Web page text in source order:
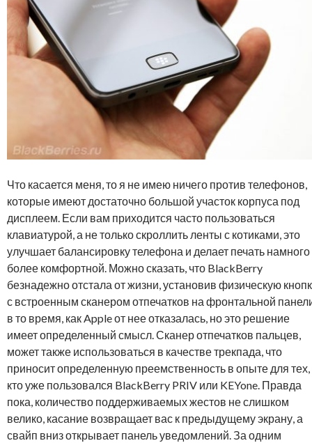
Что касается меня, то я не имею ничего против телефонов,
которые имеют достаточно большой участок корпуса под
дисплеем. Если вам приходится часто пользоваться
клавиатурой, а не только скроллить ленты с котиками, это
улучшает балансировку телефона и делает печать намного
более комфортной. Можно сказать, что BlackBerry
безнадежно отстала от жизни, установив физическую
с встроенным сканером отпечатков на фронтальной
в то время, как Apple от нее отказалась, но это решение
имеет определенный смысл. Сканер отпечатков пальцев,
может также использоваться в качестве трекпада, что
приносит определенную преемственность в опыте для тех,
кто уже пользовался BlackBerry PRIV или KEYone. Правда
пока, количество поддерживаемых жестов не слишком
велико, касание возвращает вас к предыдущему экрану, а
свайп вниз открывает панель уведомлений. За одним